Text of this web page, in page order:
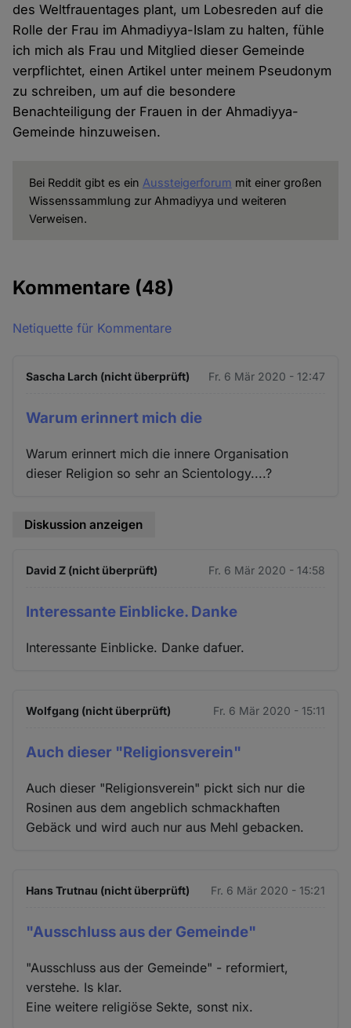
des Weltfrauentages plant, um Lobesreden auf die
Rolle der Frau im Ahmadiyya-Islam zu halten, fühle
ich mich als Frau und Mitglied dieser Gemeinde
verpflichtet, einen Artikel unter meinem Pseudonym
zu schreiben, um auf die besondere
Benachteiligung der Frauen in der Ahmadiyya-
Gemeinde hinzuweisen.
Bei Reddit gibt es ein Aussteigerforum mit einer großen
Wissenssammlung zur Ahmadiyya und weiteren
Verweisen.
Kommentare (48)
Netiquette für Kommentare
Sascha Larch (nicht überprüft) Fr. 6 Mär 2020 - 12:47
Warum erinnert mich die
Warum erinnert mich die innere Organisation
dieser Religion so sehr an Scientology....?
Diskussion anzeigen
David Z (nicht überprüft) Fr. 6 Mär 2020 - 14:58
Interessante Einblicke. Danke
Interessante Einblicke. Danke dafuer.
Wolfgang (nicht überprüft) Fr. 6 Mär 2020 - 15:11
Auch dieser "Religionsverein"
Auch dieser "Religionsverein" pickt sich nur die
Rosinen aus dem angeblich schmackhaften
Gebäck und wird auch nur aus Mehl gebacken.
Hans Trutnau (nicht überprüft) Fr. 6 Mär 2020 - 15:21
"Ausschluss aus der Gemeinde"
"Ausschluss aus der Gemeinde" - reformiert,
verstehe. Is klar.
Eine weitere religiöse Sekte, sonst nix.